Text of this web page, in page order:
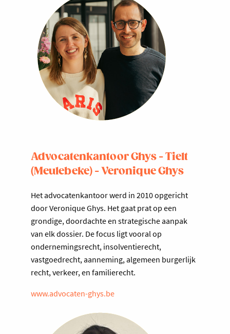
Advocatenkantoor Ghys - Tielt
(Meulebeke) - Veronique Ghys
Het advocatenkantoor werd in 2010 opgericht
door Veronique Ghys. Het gaat prat op een
grondige, doordachte en strategische aanpak
van elk dossier. De focus ligt vooral op
ondernemingsrecht, insolventierecht,
vastgoedrecht, aanneming, algemeen burgerlijk
recht, verkeer, en familierecht.
www.advocaten-ghys.be